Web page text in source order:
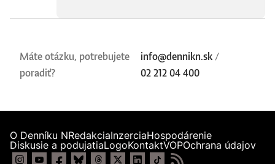
Máte otázku, potrebujete
poradiť?
info@dennikn.sk /
02 212 04 400
O Denníku NRedakciaInzerciaHospodárenie
Diskusie a podujatiaLogoKontaktVOPOchrana údajov